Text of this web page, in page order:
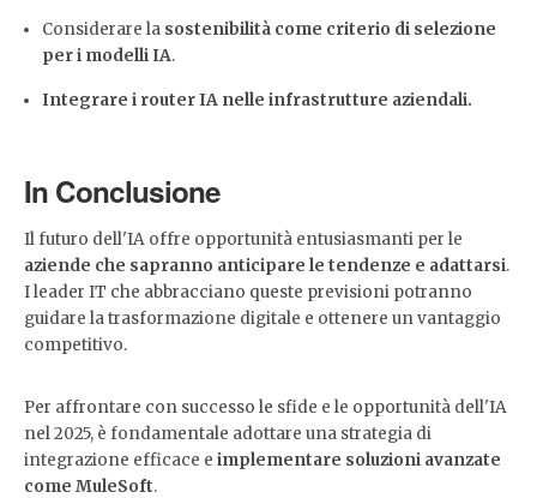
Considerare la sostenibilità come criterio di selezione
per i modelli IA.
Integrare i router IA nelle infrastrutture aziendali.
In Conclusione
Il futuro dell'IA offre opportunità entusiasmanti per le
aziende che sapranno anticipare le tendenze e adattarsi.
I leader IT che abbracciano queste previsioni potranno
guidare la trasformazione digitale e ottenere un vantaggio
competitivo.
Per affrontare con successo le sfide e le opportunità dell'IA
nel 2025, è fondamentale adottare una strategia di
integrazione efficace e implementare soluzioni avanzate
come MuleSoft.